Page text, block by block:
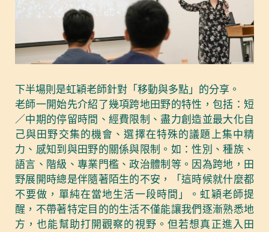
下半場則是虹穎老師針對「移動與多點」的分享。
老師一開始先介紹了幾項跨地田野的特性，包括：短
／中期的停留時間、經費限制、盡力創造並最大化自
己與田野交集的機會、選擇在特殊的議題上集中精
力、感知到與田野的關係與限制。如：性別、種族、
語言、階級、專業門檻、政治體制等。因為跨地，田
野展開時總是伴隨著陌生的不安，「這時候就什麼都
不要做，單純在當地生活一段時間」。虹穎老師提
醒，不帶著特定目的的生活不僅能讓我們逐漸熟悉地
方，也能幫助打開觀察的視野。但若想真正進入田